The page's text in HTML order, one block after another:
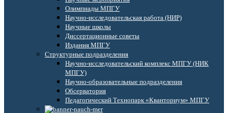
Олимпиады МПГУ
Научно-исследовательская работа (НИР)
Научные школы
Диссертационные советы
Издания МПГУ
Структурные подразделения
Научно-исследовательский комплекс МПГУ (НИК
МПГУ)
Научно-образовательные подразделения
Обсерватория
Педагогический Технопарк «Кванториум» МПГУ